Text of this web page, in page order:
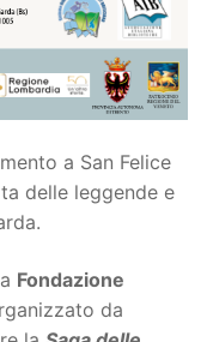
a San Felice
delle leggende e
Fondazione
da